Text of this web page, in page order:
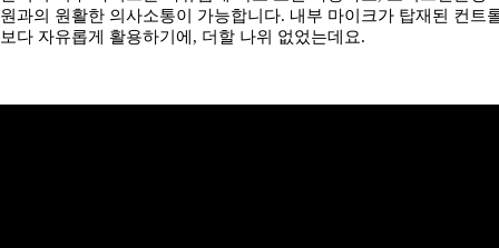
원과의 원활한 의사소통이 가능합니다. 내부 마이크가 탑재된 컨
보다 자유롭게 활용하기에, 더할 나위 없었는데요.